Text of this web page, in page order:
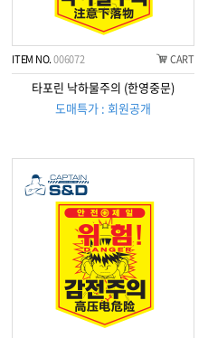
ITEM NO.006072 CART
타포린 낙하물주의 (한영중문)
도매특가 : 회원공개